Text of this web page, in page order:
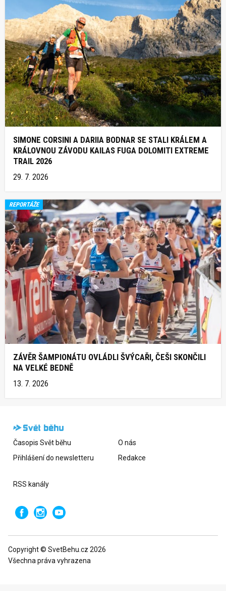
SIMONE CORSINI A DARIIA BODNAR SE STALI KRÁLEM A
KRÁLOVNOU ZÁVODU KAILAS FUGA DOLOMITI EXTREME
TRAIL 2026
29. 7. 2026
REPORTÁŽE
ZÁVĚR ŠAMPIONÁTU OVLÁDLI ŠVÝCAŘI, ČEŠI SKONČILI
NA VELKÉ BEDNĚ
13. 7. 2026
Časopis Svět běhu
Přihlášení do newsletteru
O nás
Redakce
RSS kanály
Copyright © SvetBehu.cz 2026
Všechna práva vyhrazena